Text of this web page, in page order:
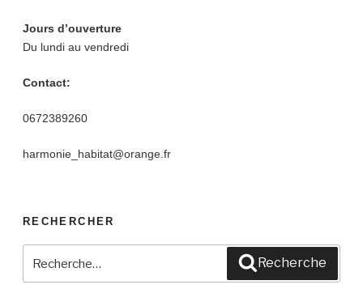
Jours d’ouverture
Du lundi au vendredi
Contact:
0672389260
harmonie_habitat@orange.fr
RECHERCHER
pour
Recherche